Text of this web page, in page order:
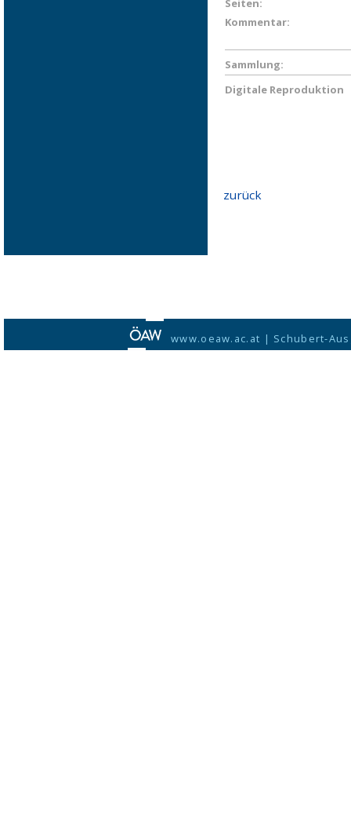
Seiten:
Kommentar:
Sammlung:
Digitale Reproduktion
zurück
www.oeaw.ac.at | Schubert-